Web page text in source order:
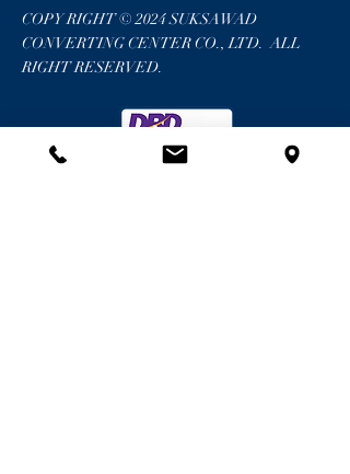
COPY RIGHT © 2024 SUKSAWAD
CONVERTING CENTER CO., LTD. ALL
RIGHT RESERVED.